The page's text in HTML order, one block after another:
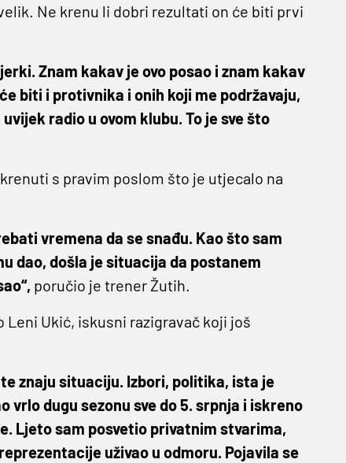
Ne krenu li dobri rezultati on će biti prvi
Znam kakav je ovo posao i znam kakav
biti i protivnika i onih koji me podržavaju,
radio u ovom klubu. To je sve što
s pravim poslom što je utjecalo na
vremena da se snađu. Kao što sam
dao, došla je situacija da postanem
poručio je trener Žutih.
Ukić, iskusni razigravač koji još
znaju situaciju. Izbori, politika, ista je
dugu sezonu sve do 5. srpnja i iskreno
Ljeto sam posvetio privatnim stvarima,
uživao u odmoru. Pojavila se